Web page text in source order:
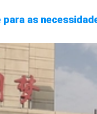
as